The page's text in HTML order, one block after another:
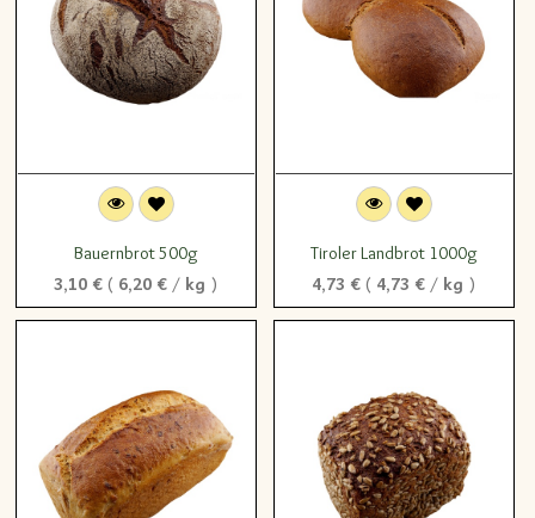
Bauernbrot 500g
3,10 €( 6,20 € / kg )
Tiroler Landbrot 1000g
4,73 €( 4,73 € / kg )